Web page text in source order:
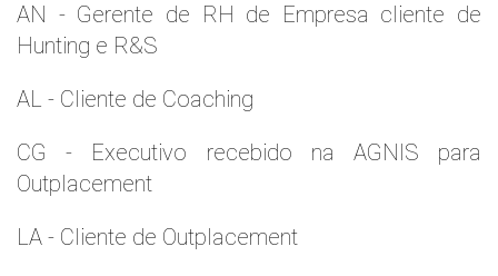
AN - Gerente de RH de Empresa cliente de
Hunting e R&S
AL - Cliente de Coaching
CG - Executivo recebido na AGNIS para
Outplacement
LA - Cliente de Outplacement